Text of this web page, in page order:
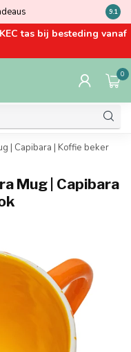
Kom
9.1
tas bij besteding vanaf
0
| Capibara | Koffie beker
Mug | Capibara